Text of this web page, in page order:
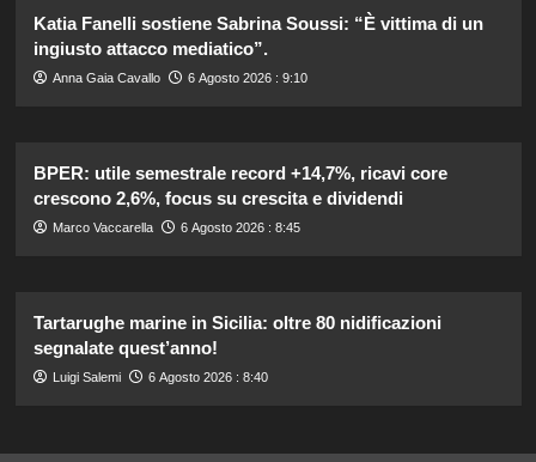
Katia Fanelli sostiene Sabrina Soussi: “È vittima di un
ingiusto attacco mediatico”.
Anna Gaia Cavallo 6 Agosto 2026 : 9:10
BPER: utile semestrale record +14,7%, ricavi core
crescono 2,6%, focus su crescita e dividendi
Marco Vaccarella 6 Agosto 2026 : 8:45
Tartarughe marine in Sicilia: oltre 80 nidificazioni
segnalate quest’anno!
Luigi Salemi 6 Agosto 2026 : 8:40